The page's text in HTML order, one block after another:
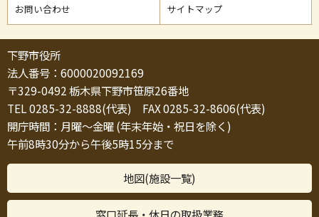
お問い合わせ サイトマップ
下野市役所
法人番号：6000020092169
〒329-0492 栃木県下野市笹原26番地
TEL 0285-32-8888(代表) FAX 0285-32-8606(代表)
開庁時間：月曜～金曜 (年末年始・祝日を除く)
午前8時30分から午後5時15分まで
地図(施設一覧)
窓口延長・休日の取扱業務